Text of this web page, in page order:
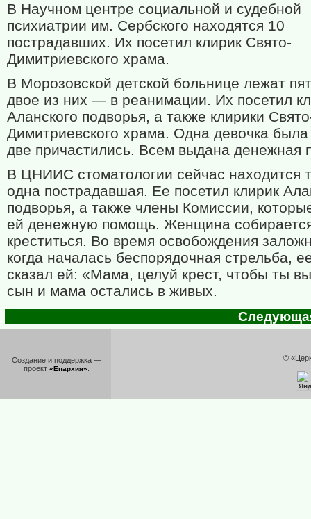
В Научном центре социальной и судебной
психиатрии им. Сербского находятся 10
пострадавших. Их посетил клирик Свято-
Димитриевского храма.
В Морозовской детской больнице лежат
двое из них — в реанимации. Их посетил
Аланского подворья, а также клирики
Димитриевского храма. Одна девочка
две причастились. Всем выдана денежная
В ЦНИИС стоматологии сейчас находится
одна пострадавшая. Ее посетил клирик
подворья, а также члены Комиссии,
ей денежную помощь. Женщина
креститься. Во время освобождения
когда началась беспорядочная стрельба,
сказал ей: «Мама, целуй крест, чтобы ты
сын и мама остались в живых.
Создание и поддержка —
проект «Епархия»
©